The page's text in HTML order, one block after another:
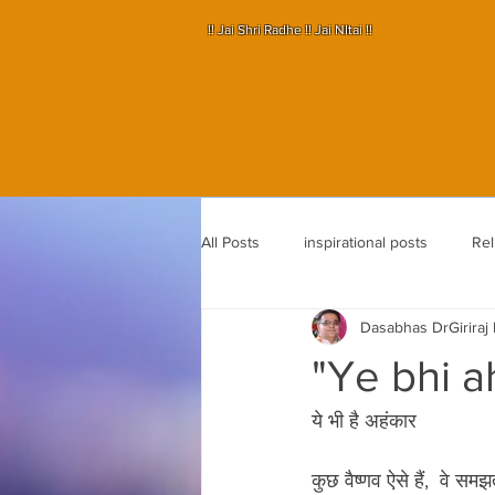
!! Jai Shri Radhe !! Jai NItai !!
All Posts inspirational posts
Sapt Devalaya Shri Lok nath
"Ye bhi
Dasabhas DrGiriraj
ये भी है अहंकार
कुछ वैष्णव ऐसे हैं,  वे समझते